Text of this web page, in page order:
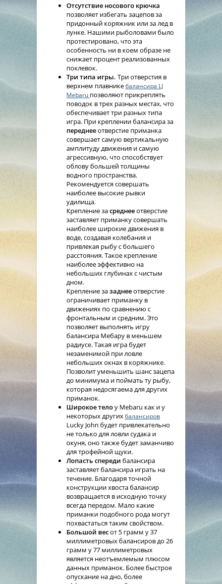
Отсутствие носового крючка
позволяет избегать зацепов за
придонный коряжник или за лед в
лунке. Нашими рыболовами было
протестировано, что эта
особенность ни в коем образе не
снижает процент реализованных
поклевок.
Три типа игры. Три отверстия в
верхнем плавникебалансира LJ
Mebaru позволяют прикреплять
поводок в трех разных местах, что
обеспечивает три разных типа
игра. При креплении балансира за
переднееотверстие приманка
совершает самую вертикальную
амплитуду движения и самую
агрессивную, что способствует
облову большей толщины
водного пространства.
Рекомендуется совершать
наиболее высокие рывки
удилища.
Крепление засреднееотверстие
заставляет приманку совершать
наиболее широкие движения в
воде, создавая колебания и
привлекая рыбу с большего
расстояния. Такое крепление
наиболее эффективно на
небольших глубинах с чистым
дном.
Крепление зазаднееотверстие
ограничивает приманку в
движениях по сравнению с
фронтальным и средним. Это
позволяет выполнять игру
балансира Мебару в меньшем
радиусе. Такая игра будет
незаменимой при ловле
небольших окнах в коряжнике.
Позволит уменьшить шанс зацепа
до минимума и поймать ту рыбу,
которая недосягаема для других
приманок.
Широкое телоу Mebaru как и у
некоторых другихбалансиров
Lucky John будет привлекательно
не только для ловли судака и
окуня, оно также будет заманчиво
для трофейной щуки.
Лопасть спереди балансира
заставляет балансира играть на
течение. Благодаря точной
конструкции хвоста балансир
возвращается в исходную точку
всегда передом. Мало какие
приманки подобного рода могут
похвастаться таким свойством.
Большой весот 5 грамм у 37
миллиметровых балансиров до 26
грамм у 77 миллиметровых
является неотъемлемым плюсом
данных приманок. Более быстрое
опускание на дно, более